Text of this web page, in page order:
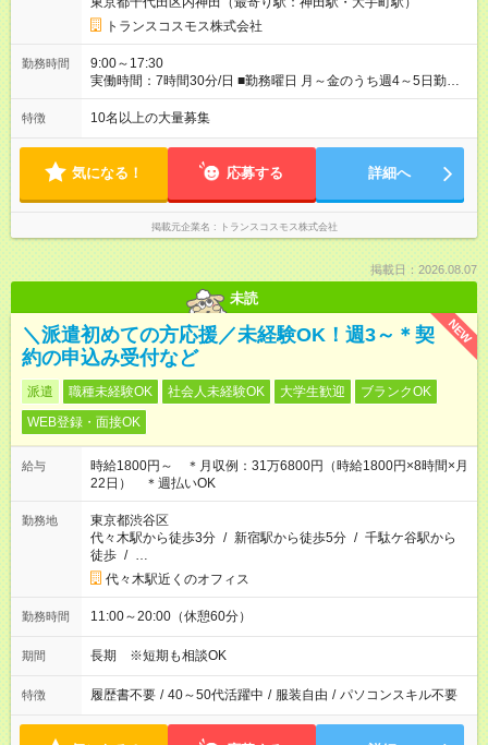
トランスコスモス株式会社
勤務時間
9:00～17:30
実働時間：7時間30分/日 ■勤務曜日 月～金のうち週4～5日勤務
（平日のみ） ■勤務時間 9:00～17:30（休憩60分） ※1か月の平
均残業時間は「30分～1時間」ほど！ ・ワンシフトのみだから
のストレス軽減。
特徴 10名以上の大量募集
気になる！ 応募する 詳細へ
掲載元企業名 トランスコスモス株式会社
掲載日：2026.08.07
未読
NEW
＼派遣初めての方応援／未経験OK！週3～＊契
約の申込み受付など
派遣 職種未経験OK 社会人未経験OK 大学生歓迎
ブランクOK
WEB登録・面接OK
給与
時給1800円～ ＊月収例：31万6800円（時給1800円×8時間×月
22日） ＊週払いOK
勤務地
東京都渋谷区
代々木駅から徒歩3分 / 新宿駅から徒歩5分 / 千駄ケ谷駅から
徒歩 / …
代々木駅近くのオフィス
勤務時間 11:00～20:00（休憩60分）
期間 長期 ※短期も相談OK
特徴 履歴書不要 / 40～50代活躍中 / 服装自由 / パソコンスキル不要